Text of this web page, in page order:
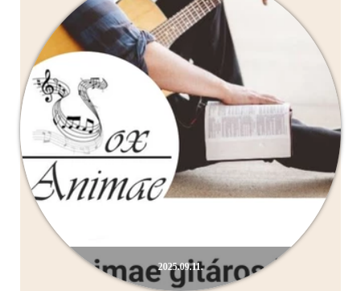
2025.09.11.